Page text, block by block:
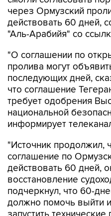
через Ормузский
действовать 60 дней,
"Аль-Арабийя" со
"О соглашении по
пролива могут
последующих дней,
что соглашение
требует одобрения
национальной
информирует
"Источник продолжил,
соглашение по
действовать 60 дней,
восстановление
подчеркнул, что 60-
должно помочь выйти